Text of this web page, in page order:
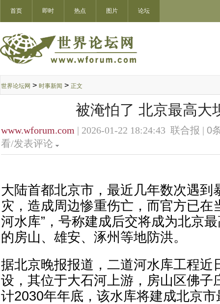
首页 即时 热点 图片 论坛
世界论坛网 > 时事新闻 > 正文
被淹怕了 北京最高大
www.wforum.com | 2026-01-22 18:24:43 联合报 | 0
看/发表评论
大陆首都北京市，最近几年数次遇到
灾，造成周边惨重伤亡，而官方已在
河水库”，号称建成后交将成为北京
的房山、雄安、涿州等地防洪。
据北京晚报报道，二道河水库工程近
设，其位于大石河上游，房山区佛子
计2030年年底，该水库将建成北京